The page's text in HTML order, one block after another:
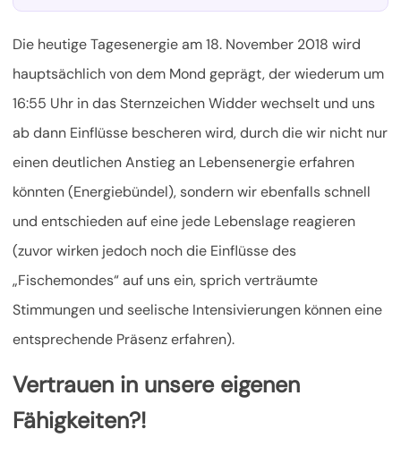
Die heutige Tagesenergie am 18. November 2018 wird
hauptsächlich von dem Mond geprägt, der wiederum um
16:55 Uhr in das Sternzeichen Widder wechselt und uns
ab dann Einflüsse bescheren wird, durch die wir nicht nur
einen deutlichen Anstieg an Lebensenergieerfahren
könnten (Energiebündel), sondern wir ebenfalls schnell
und entschieden auf eine jede Lebenslage reagieren
(zuvor wirken jedoch noch die Einflüsse des
„Fischemondes“ auf uns ein, sprich verträumte
Stimmungen und seelische Intensivierungen können eine
entsprechende Präsenz erfahren).
Vertrauen in unsere eigenen
Fähigkeiten?!